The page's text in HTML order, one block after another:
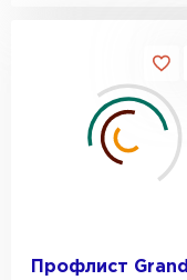
Профлист Grand